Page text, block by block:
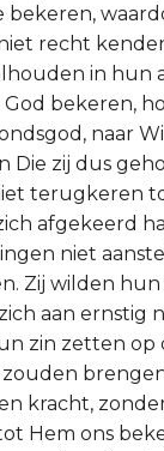
bekeren,
recht
in hun
bekeren,
naar
Die zij dus
terugkeren
afgekeerd
niet
Zij wilden
aan ernstig
zin zetten op
kracht,
Hem ons